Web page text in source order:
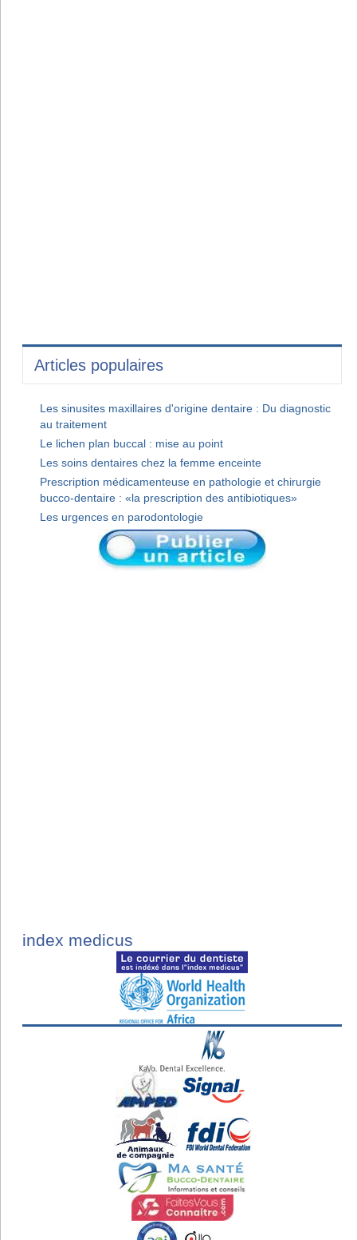
Articles populaires
Les sinusites maxillaires d'origine dentaire : Du diagnostic
au traitement
Le lichen plan buccal : mise au point
Les soins dentaires chez la femme enceinte
Prescription médicamenteuse en pathologie et chirurgie
bucco-dentaire : «la prescription des antibiotiques»
Les urgences en parodontologie
index medicus